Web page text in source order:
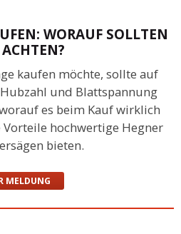
WORAUF SOLLTEN
kaufen möchte, sollte auf
und Blattspannung
es beim Kauf wirklich
hochwertige Hegner
bieten.
MELDUNG